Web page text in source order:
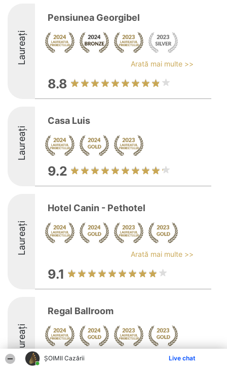
ȘOIMII Cazării Live chat
Laureați
Pensiunea Georgibel
Arată mai multe >>
8.8
Laureați
Casa Luis
9.2
Laureați
Hotel Canin - Pethotel
Arată mai multe >>
9.1
Laureați
Regal Ballroom
Arată mai multe >>